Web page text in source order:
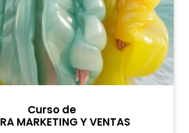
Curso de
MARKETING Y VENTAS